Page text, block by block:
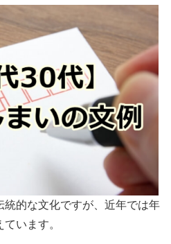
的な文化ですが、近年では年
います。